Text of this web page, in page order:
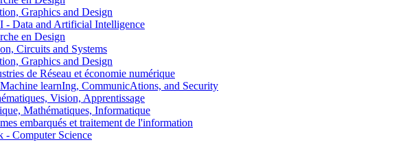
Graphics and Design
Data and Artificial Intelligence
en Design
Circuits and Systems
Graphics and Design
de Réseau et économie numérique
learnIng, CommunicAtions, and Security
Vision, Apprentissage
Mathématiques, Informatique
embarqués et traitement de l'information
Computer Science